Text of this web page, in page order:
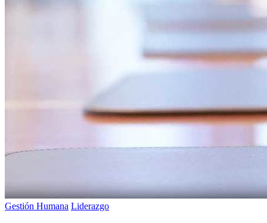
Gestión Humana Liderazgo